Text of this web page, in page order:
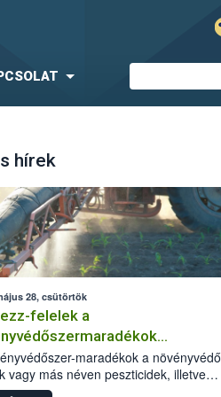
hírek
28, csütörtök
felelek a
kockázatáról
maradékok a növényvédő
vagy más néven peszticidek, illetve
kis mennyiségei, melyek a